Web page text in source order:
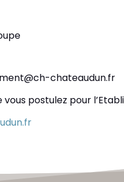
chateaudun.fr
postulez pour